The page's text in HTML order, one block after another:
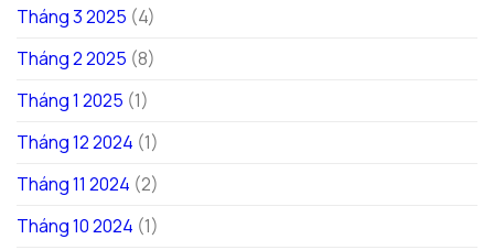
Tháng 3 2025 (4)
Tháng 2 2025 (8)
Tháng 1 2025 (1)
Tháng 12 2024 (1)
Tháng 11 2024 (2)
Tháng 10 2024 (1)